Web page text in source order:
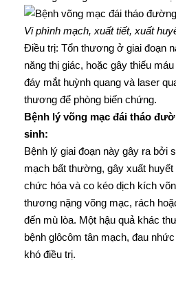
Vi phình mạch, xuất tiết, xuất
Điều trị: Tổn thương ở giai đoạn
năng thị giác, hoặc gây thiếu
đáy mắt huỳnh quang và laser
thương để phòng biến chứng.
Bệnh lý võng mạc đái tháo
sinh:
Bệnh lý giai đoạn này gây ra bởi
mạch bất thường, gây xuất huyết
chức hóa và co kéo dịch kích
thương nặng võng mạc, rách
đến mù lòa. Một hậu quả khác
bệnh glôcôm tân mạch, đau
khó điều trị.